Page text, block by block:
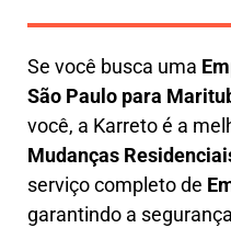
Se você busca uma E
São Paulo para
você, a Karretoé a
Mudanças
serviço completo de E
garantindo a